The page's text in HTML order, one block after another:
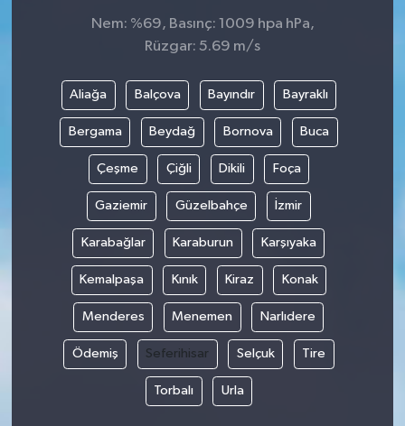
Nem: %69, Basınç: 1009 hpa hPa,
Rüzgar: 5.69 m/s
Aliağa Balçova Bayındır Bayraklı
Bergama Beydağ Bornova Buca
Çeşme Çiğli Dikili Foça
Gaziemir Güzelbahçe İzmir
Karabağlar Karaburun Karşıyaka
Kemalpaşa Kınık Kiraz Konak
Menderes Menemen Narlıdere
Ödemiş Seferihisar Selçuk Tire
Torbalı Urla